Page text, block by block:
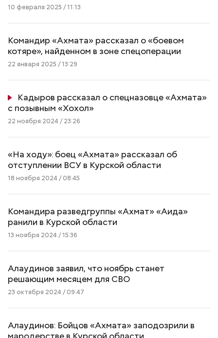
10 февраля 2025 / 11:13
Командир «Ахмата» рассказал о «боевом
котяре», найденном в зоне спецоперации
22 января 2025 / 13:29
Кадыров рассказал о спецназовце «Ахмата»
с позывным «Хохол»
22 ноября 2024 / 23:26
«На ходу»: боец «Ахмата» рассказал об
отступлении ВСУ в Курской области
18 ноября 2024 / 08:45
Командира разведгруппы «Ахмат» «Аида»
ранили в Курской области
13 ноября 2024 / 15:36
Алаудинов заявил, что ноябрь станет
решающим месяцем для СВО
23 октября 2024 / 09:47
Алаудинов: Бойцов «Ахмата» заподозрили в